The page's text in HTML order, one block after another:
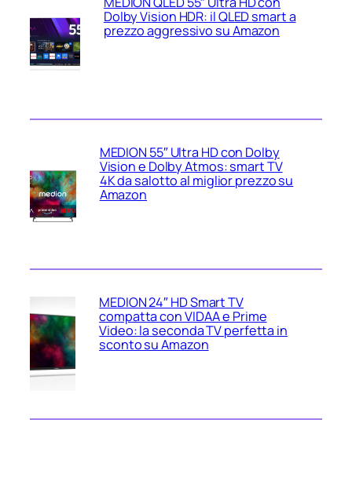
Dolby Vision HDR: il QLED smart a
prezzo aggressivo su Amazon
MEDION 55″ Ultra HD con Dolby
Vision e Dolby Atmos: smart TV
4K da salotto al miglior prezzo su
Amazon
MEDION 24″ HD Smart TV
compatta con VIDAA e Prime
Video: la seconda TV perfetta in
sconto su Amazon